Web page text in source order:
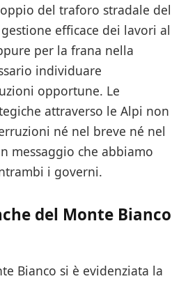
del traforo stradale del
efficace dei lavori al
per la frana nella
individuare
opportune. Le
attraverso le Alpi non
né nel breve né nel
messaggio che abbiamo
i governi.
del Monte Bianco
Bianco si è evidenziata la